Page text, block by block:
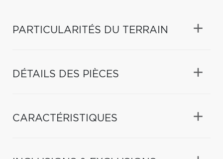
PARTICULARITÉS DU TERRAIN
DÉTAILS DES PIÈCES
CARACTÉRISTIQUES